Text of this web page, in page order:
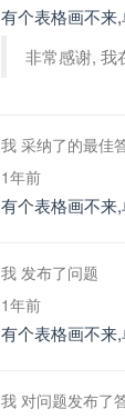
有个表格画不来
非常感谢, 我
我 采纳了的最佳
1年前
有个表格画不来
我 发布了问题
1年前
有个表格画不来
我 对问题发布了